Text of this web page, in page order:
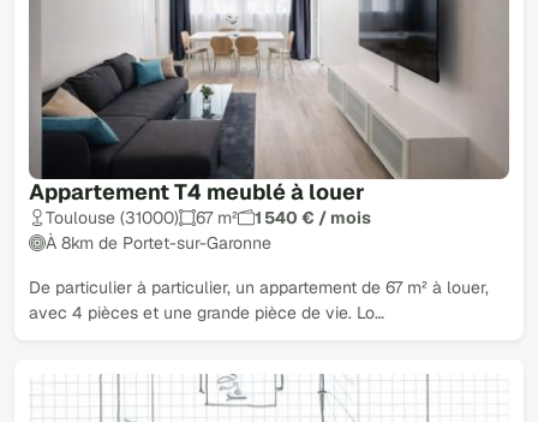
Appartement T4 meublé à louer
Toulouse (31000) 67 m²
1 540 € / mois
À 8km de Portet-sur-Garonne
De particulier à particulier, un appartement de 67 m² à louer,
avec 4 pièces et une grande pièce de vie. Lo…